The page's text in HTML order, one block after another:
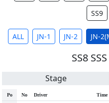
SS9
ALL JN-1 JN-2 JN-
SS8
Stage
Po No Driver Time